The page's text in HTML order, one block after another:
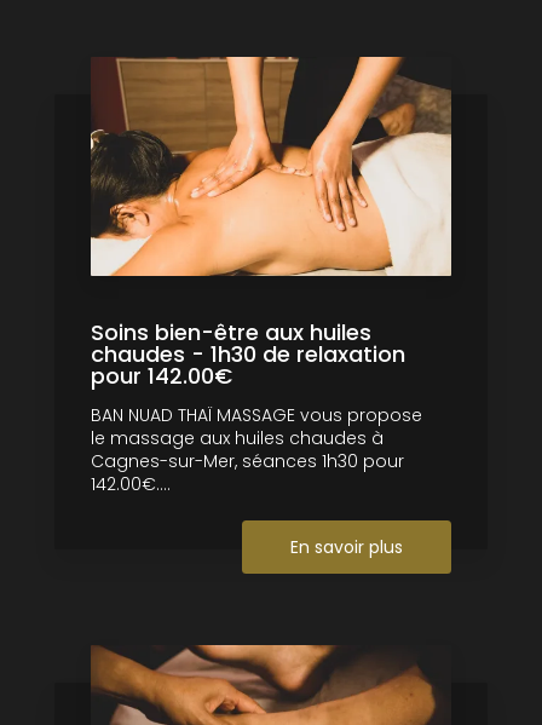
Soins bien-être aux huiles
chaudes - 1h30 de relaxation
pour 142.00€
BAN NUAD THAÏ MASSAGE vous propose
le massage aux huiles chaudes à
Cagnes-sur-Mer, séances 1h30 pour
142.00€....
En savoir plus